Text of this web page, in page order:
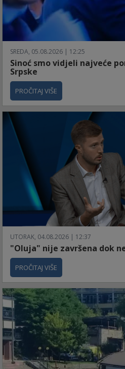
SREDA, 05.08.2026 | 12:25
Sinoć smo vidjeli najveće
Srpske
PROČITAJ VIŠE
UTORAK, 04.08.2026 | 12:37
"Oluja" nije završena dok
PROČITAJ VIŠE